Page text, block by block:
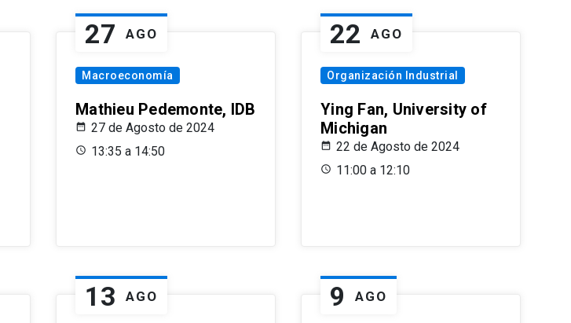
27 AGO
Macroeconomía
Mathieu Pedemonte, IDB
27 de Agosto de 2024
13:35 a 14:50
22 AGO
Organización Industrial
Ying Fan, University of
Michigan
22 de Agosto de 2024
11:00 a 12:10
13 AGO 9 AGO